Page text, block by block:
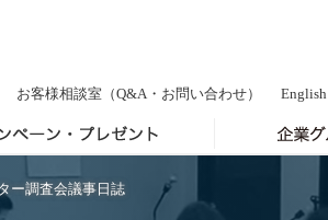
お客様相談室 （Q&A・お問い合わせ） English
ー調査会議事日誌